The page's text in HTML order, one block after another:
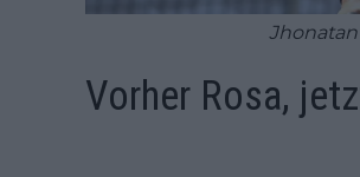
Jhonatan
Vorher Rosa,